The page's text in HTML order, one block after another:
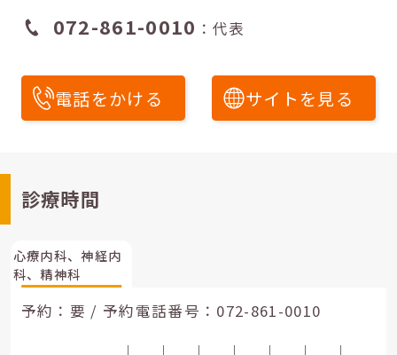
072-861-0010 ：代表
電話をかける サイトを見る
診療時間
心療内科、神経内
科、精神科
予約：要 / 予約電話番号： 072-861-0010